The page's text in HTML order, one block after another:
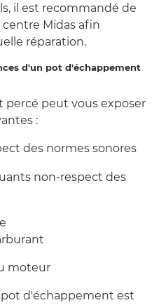
il est recommandé de
Midas afin
réparation.
d'un pot d'échappement
peut vous exposer
:
des normes sonores
non-respect des
moteur
pot d'échappement est